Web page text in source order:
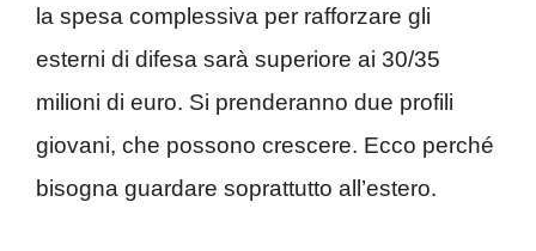
la spesa complessiva per rafforzare gli
esterni di difesa sarà superiore ai 30/35
milioni di euro. Si prenderanno due profili
giovani, che possono crescere. Ecco perché
bisogna guardare soprattutto all’estero.